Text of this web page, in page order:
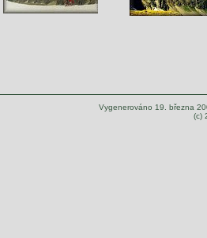
Vygenerováno 19. března
(c)